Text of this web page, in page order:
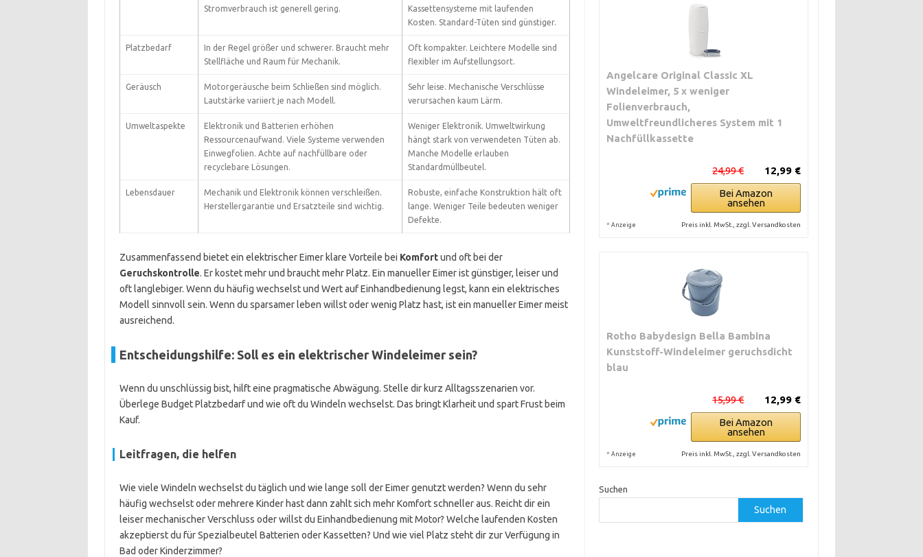
Stromverbrauch ist generell gering.
Kassettensysteme mit laufenden
Kosten. Standard-Tüten sind günstiger.
Platzbedarf
In der Regel größer und schwerer. Braucht mehr
Stellfläche und Raum für Mechanik.
Oft kompakter. Leichtere Modelle sind
flexibler im Aufstellungsort.
Geräusch
Motorgeräusche beim Schließen sind möglich.
Lautstärke variiert je nach Modell.
Sehr leise. Mechanische Verschlüsse
verursachen kaum Lärm.
Umweltaspekte
Elektronik und Batterien erhöhen
Ressourcenaufwand. Viele Systeme verwenden
Einwegfolien. Achte auf nachfüllbare oder
recyclebare Lösungen.
Weniger Elektronik. Umweltwirkung
hängt stark von verwendeten Tüten ab.
Manche Modelle erlauben
Standardmüllbeutel.
Lebensdauer
Mechanik und Elektronik können verschleißen.
Herstellergarantie und Ersatzteile sind wichtig.
Robuste, einfache Konstruktion hält oft
lange. Weniger Teile bedeuten weniger
Defekte.
Zusammenfassend bietet ein elektrischer Eimer klare Vorteile bei Komfortund oft bei der
Geruchskontrolle. Er kostet mehr und braucht mehr Platz. Ein manueller Eimer ist günstiger, leiser und
oft langlebiger. Wenn du häufig wechselst und Wert auf Einhandbedienung legst, kann ein elektrisches
Modell sinnvoll sein. Wenn du sparsamer leben willst oder wenig Platz hast, ist ein manueller Eimer meist
ausreichend.
Entscheidungshilfe: Soll es ein elektrischer Windeleimer sein?
Wenn du unschlüssig bist, hilft eine pragmatische Abwägung. Stelle dir kurz Alltagsszenarien vor.
Überlege Budget Platzbedarf und wie oft du Windeln wechselst. Das bringt Klarheit und spart Frust beim
Kauf.
Leitfragen, die helfen
Wie viele Windeln wechselst du täglich und wie lange soll der Eimer genutzt werden? Wenn du sehr
häufig wechselst oder mehrere Kinder hast dann zahlt sich mehr Komfort schneller aus. Reicht dir ein
leiser mechanischer Verschluss oder willst du Einhandbedienung mit Motor? Welche laufenden Kosten
akzeptierst du für Spezialbeutel Batterien oder Kassetten? Und wie viel Platz steht dir zur Verfügung in
Bad oder Kinderzimmer?
Angelcare Original Classic XL
Windeleimer, 5 x weniger
Folienverbrauch,
Umweltfreundlicheres System mit 1
Nachfüllkassette
12,99 €
24,99 €
Bei Amazon
ansehen
* Anzeige Preis inkl. MwSt., zzgl. Versandkosten
Rotho Babydesign Bella Bambina
Kunststoff-Windeleimer geruchsdicht
blau
12,99 €
15,99 €
Bei Amazon
ansehen
* Anzeige Preis inkl. MwSt., zzgl. Versandkosten
Suchen
Suchen